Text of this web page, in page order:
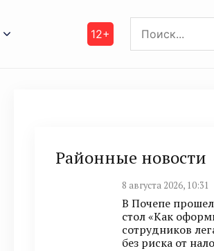
12+
Районные новости
8 августа 2026, 10:31
В Почепе
стол «Как
сотрудников
без риска от